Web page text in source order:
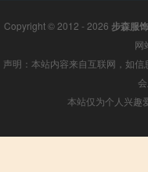
Copyright © 2012 - 2026 步森服
网
声明：本站内容来自互联网，如
本站仅为个人兴趣